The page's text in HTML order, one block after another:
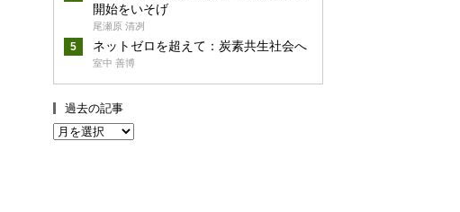
開始をいそげ
尾瀬原 清冽
ネットゼロを超えて：炭素共生社会へ
室中 善博
過去の記事